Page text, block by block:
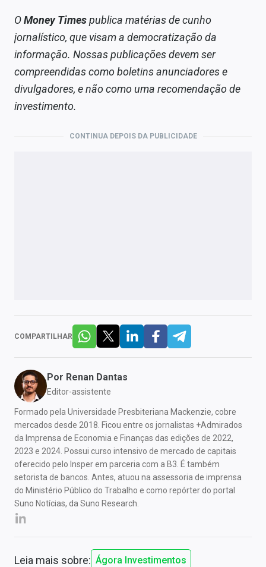
OMoney Timespublica matérias de cunho
jornalístico, que visam a democratização da
informação. Nossas publicações devem ser
compreendidas como boletins anunciadores e
divulgadores, e não como uma recomendação de
investimento.
CONTINUA DEPOIS DA PUBLICIDADE
COMPARTILHAR
Por Renan Dantas
Editor-assistente
Formado pela Universidade Presbiteriana Mackenzie, cobre
mercados desde 2018. Ficou entre os jornalistas +Admirados
da Imprensa de Economia e Finanças das edições de 2022,
2023 e 2024. Possui curso intensivo de mercado de capitais
oferecido pelo Insper em parceria com a B3. É também
setorista de bancos. Antes, atuou na assessoria de imprensa
do Ministério Público do Trabalho e como repórter do portal
Suno Notícias, da Suno Research.
Leia mais sobre: Ágora Investimentos